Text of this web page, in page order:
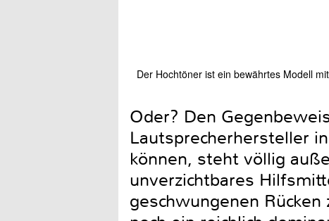
Der Hochtöner ist ein bewährtes Modell
Oder? Den
Lautsprecherhersteller
können, steht völlig
unverzichtbares
geschwungenen